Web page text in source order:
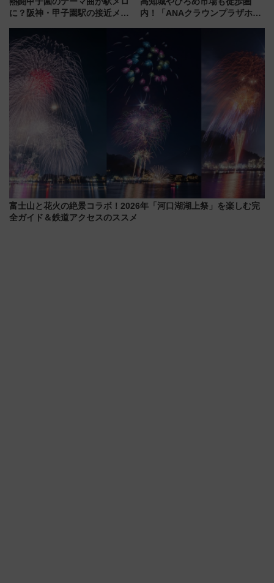
に？阪神・甲子園駅の接近メロ
谷実アレンジの特別仕様へ、8月
5日始発から
内！「ANAクラウンプラザホテ
富士山と花火の絶景コラボ！2026年「河口湖湖上祭」を楽しむ完
全ガイド＆鉄道アクセスのススメ